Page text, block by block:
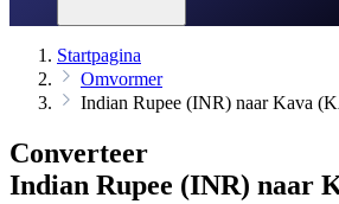
Startpagina
Omvormer
Indian Rupee (INR) naar Kava
Converteer
Indian Rupee (INR) naar